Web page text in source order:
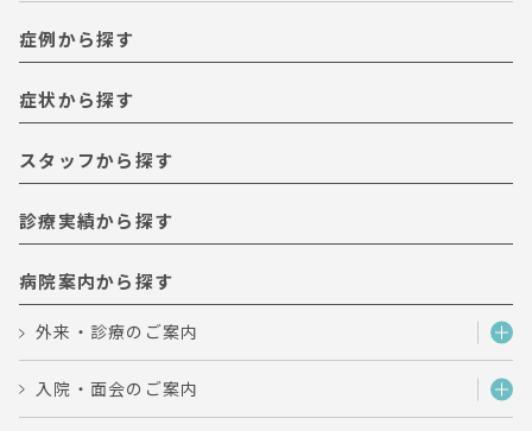
症例から探す
症状から探す
スタッフから探す
診療実績から探す
病院案内から探す
外来・診療のご案内
入院・面会のご案内